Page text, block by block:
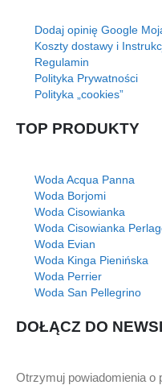
Dodaj opinię Google
Koszty dostawy i
Regulamin
Polityka Prywatności
Polityka „cookies”
TOP PRODUKTY
Woda Acqua Panna
Woda Borjomi
Woda Cisowianka
Woda Cisowianka
Woda Evian
Woda Kinga Pienińska
Woda Perrier
Woda San Pellegrino
DOŁĄCZ DO
Otrzymuj powiadomienia o